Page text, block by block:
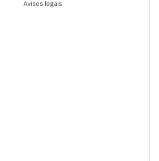
Avisos legais